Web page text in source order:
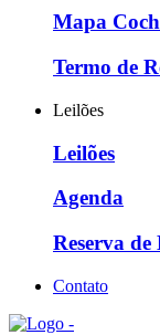
Mapa
Termo de
Leilões
Leilões
Agenda
Reserva de
Contato